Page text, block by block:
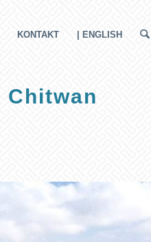
KONTAKT | ENGLISH
Chitwan